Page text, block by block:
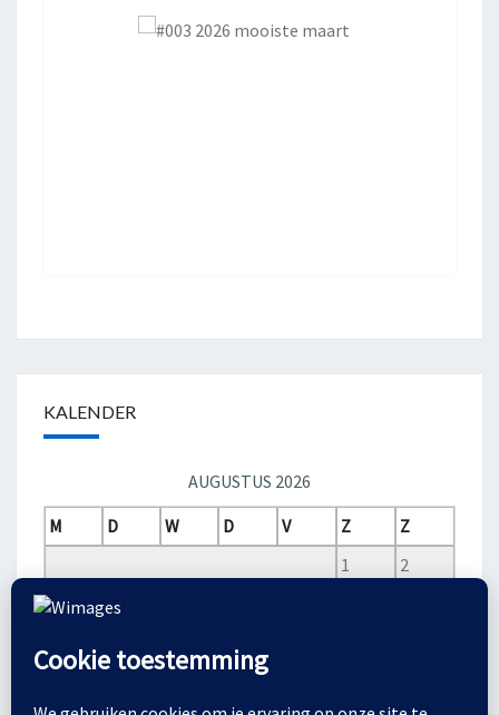
KALENDER
AUGUSTUS 2026
M
D W D V Z
Z
1
2
3
4